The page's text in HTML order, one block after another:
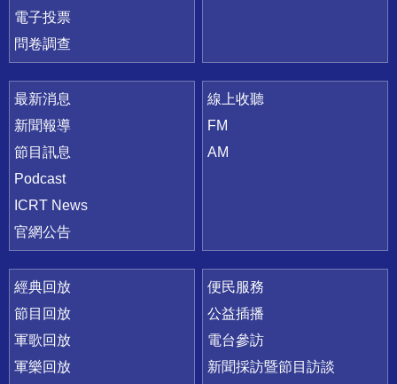
電子投票
問卷調查
最新消息
新聞報導
節目訊息
Podcast
ICRT News
官網公告
線上收聽
FM
AM
經典回放
節目回放
軍歌回放
軍樂回放
便民服務
公益插播
電台參訪
新聞採訪暨節目訪談